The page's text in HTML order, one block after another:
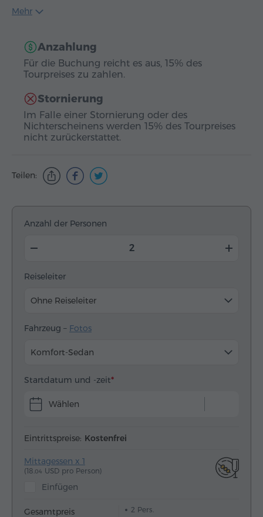
Mehr
Anzahlung
Für die Buchung reicht es aus, 15% des
Tourpreises zu zahlen.
Stornierung
Im Falle einer Stornierung oder des
Nichterscheinens werden 15% des Tourpreises
nicht zurückerstattet.
Teilen:
Anzahl der Personen
Reiseleiter
Ohne Reiseleiter
Fahrzeug – Fotos
Komfort-Sedan
Startdatum und -zeit
Wählen
Eintrittspreise: Kostenfrei
Mittagessen x 1
(18.04 USD pro Person)
Einfügen
Gesamtpreis 2Pers.